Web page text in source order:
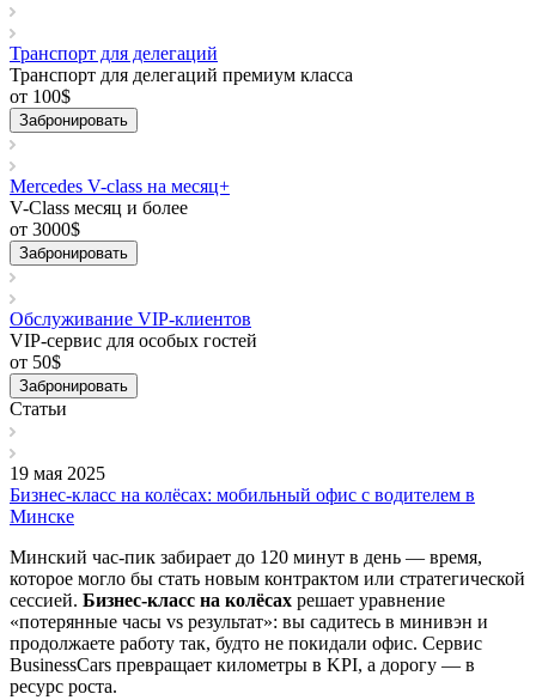
Транспорт для делегаций
Транспорт для делегаций премиум класса
от 100$
Забронировать
Mercedes V-class на месяц+
V-Class месяц и более
от 3000$
Забронировать
Обслуживание VIP-клиентов
VIP-сервис для особых гостей
от 50$
Забронировать
Статьи
19 мая 2025
Бизнес-класс на колёсах: мобильный офис с водителем в
Минске
Минский час-пик забирает до 120 минут в день — время,
которое могло бы стать новым контрактом или стратегической
сессией. Бизнес-класс на колёсах решает уравнение
«потерянные часы vs результат»: вы садитесь в минивэн и
продолжаете работу так, будто не покидали офис. Сервис
BusinessCars превращает километры в KPI, а дорогу — в
ресурс роста.